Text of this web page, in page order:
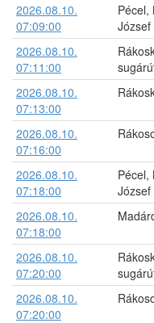
2026.08.10.
07:09:00
Pécel,
József
2026.08.10.
07:11:00
2026.08.10.
07:13:00
2026.08.10.
07:16:00
2026.08.10.
07:18:00
Pécel,
József
2026.08.10.
07:18:00
2026.08.10.
07:20:00
2026.08.10.
07:20:00